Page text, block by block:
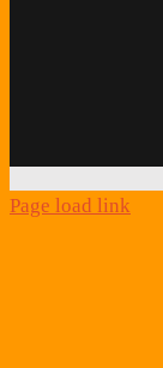
Page load link